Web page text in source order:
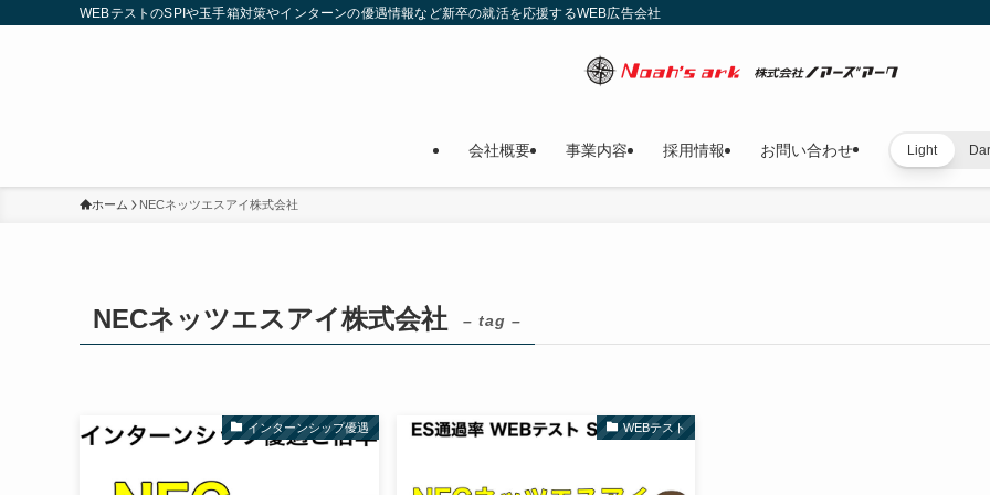
WEBテストのSPIや玉手箱対策やインターンの優遇情報など新卒の就活を応援するWEB広告会社
会社概要 事業内容 採用情報 お問い合わせ Light
ホーム NECネッツエスアイ株式会社
NECネッツエスアイ株式会社 – tag –
インターンシップ優遇 WEBテスト